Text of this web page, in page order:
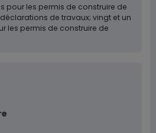
pour les permis de construire de
de travaux; vingt et un
les permis de construire de